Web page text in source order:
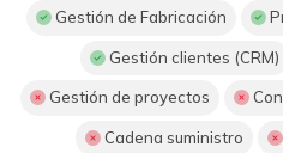
Gestión de Fabricación
Gestión clientes (CRM)
Gestión de proyectos
Cadena suministro